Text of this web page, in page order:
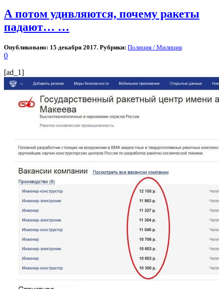
А потом удивляются, почему ракеты
падают… …
Опубликовано: 15 декабря 2017. Рубрики: Полиция / Милиция
0
[ad_1]